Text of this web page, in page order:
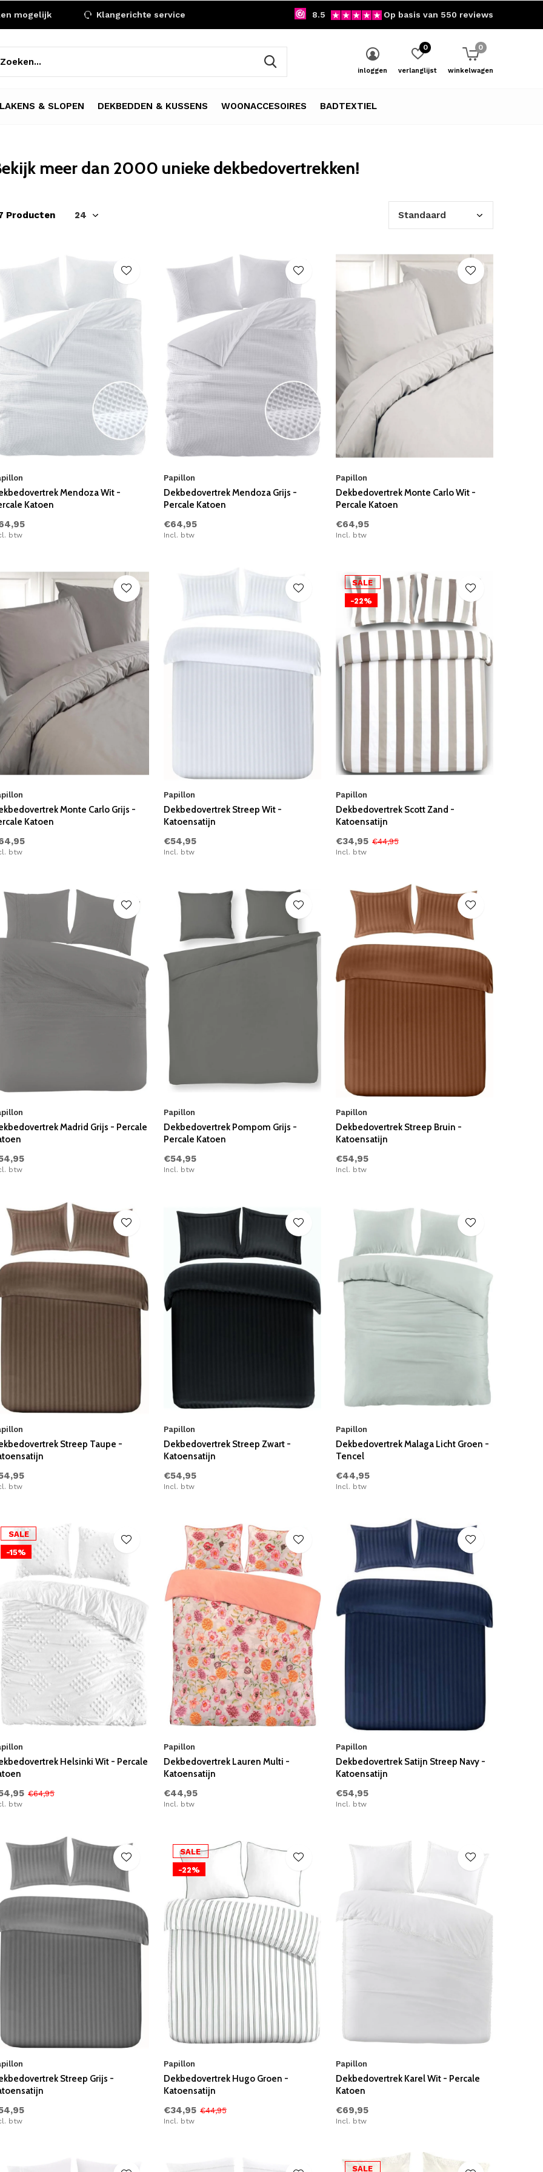
LAKENS & SLOPEN DEKBEDDEN & KUSSENS WOONACCESOIRES BADTEXTIEL
inloggen verlanglijst
0
winkelwagen
0
mogelijk Klangerichte service 8.5 Op basis van 550 reviews
meer dan 2000 unieke dekbedovertrekken!
Producten
Mendoza Wit -
Katoen
btw
Papillon
Dekbedovertrek Mendoza Grijs -
Percale Katoen
€64,95
Incl. btw
Papillon
Dekbedovertrek Monte Carlo Wit -
Percale Katoen
€64,95
Incl. btw
Monte Carlo Grijs -
Katoen
btw
Papillon
Dekbedovertrek Streep Wit -
Katoensatijn
€54,95
Incl. btw
SALE
-22%
Papillon
Dekbedovertrek Scott Zand -
Katoensatijn
€34,95 €44,95
Incl. btw
Madrid Grijs - Percale
btw
Papillon
Dekbedovertrek Pompom Grijs -
Percale Katoen
€54,95
Incl. btw
Papillon
Dekbedovertrek Streep Bruin -
Katoensatijn
€54,95
Incl. btw
Streep Taupe -
btw
Papillon
Dekbedovertrek Streep Zwart -
Katoensatijn
€54,95
Incl. btw
Papillon
Dekbedovertrek Malaga Licht Groen -
Tencel
€44,95
Incl. btw
SALE
-15%
Helsinki Wit - Percale
€64,95
btw
Papillon
Dekbedovertrek Lauren Multi -
Katoensatijn
€44,95
Incl. btw
Papillon
Dekbedovertrek Satijn Streep Navy -
Katoensatijn
€54,95
Incl. btw
Streep Grijs -
btw
SALE
-22%
Papillon
Dekbedovertrek Hugo Groen -
Katoensatijn
€34,95 €44,95
Incl. btw
Papillon
Dekbedovertrek Karel Wit - Percale
Katoen
€69,95
Incl. btw
SALE